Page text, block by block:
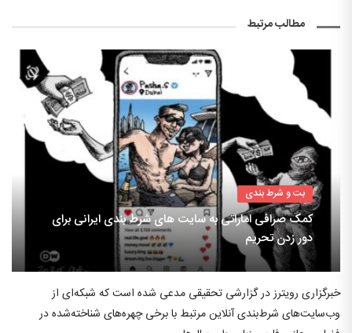
مطالب مرتبط
بت و شرط بندی
کمک صرافی اماراتی به سایت های شرط بندی ایرانی برای
دور زدن تحریم
خبرگزاری رویترز در گزارشی تحقیقی مدعی شده است که شبکه‌ای از
وب‌سایت‌های شرط‌بندی آنلاین مرتبط با برخی چهره‌های شناخته‌شده در